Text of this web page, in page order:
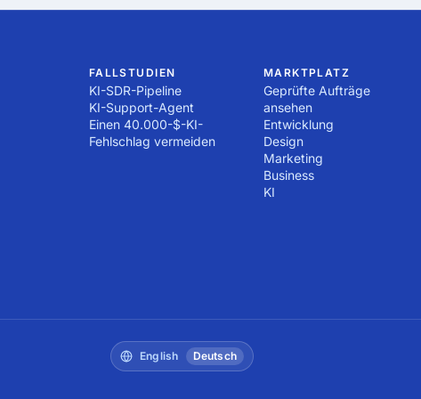
Arbeit selbst hervorragend zu erledigen, machen Sie sich
Tausende erfahrene Dienstleister sind bereit, sofort loszulegen!
zu veröffentlichen!
FALLSTUDIEN
KI-SDR-Pipeline
KI-Support-Agent
Einen 40.000-$-KI-
Fehlschlag vermeiden
MARKTPLATZ
Geprüfte Aufträge
ansehen
Entwicklung
Design
Marketing
Business
KI
English Deutsch